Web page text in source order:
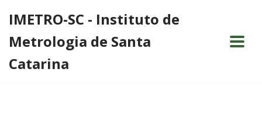
para
o
IMETRO-SC - Instituto de
Metrologia de Santa
Catarina